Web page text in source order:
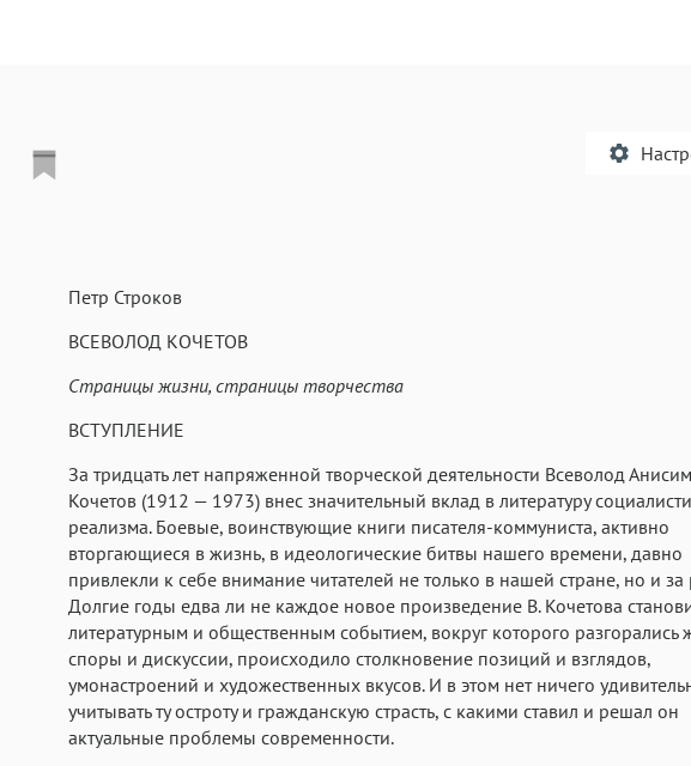
Аа
Roboto
Аа Аа
Fira Sans
Аа
Iowan
Аа
San Francisco Аа
SF Serif
Аа
Helvetica Neue
Аа
Arial Аа
Georgia
Аа
Петр Строков
ВСЕВОЛОД КОЧЕТОВ
Страницы жизни, страницы творчества
ВСТУПЛЕНИЕ
За тридцать лет напряженной творческой деятельности Всеволод
Кочетов (1912 — 1973) внес значительный вклад в литературу
реализма. Боевые, воинствующие книги писателя-коммуниста, активно
вторгающиеся в жизнь, в идеологические битвы нашего времени, давно
привлекли к себе внимание читателей не только в нашей стране, но и
Долгие годы едва ли не каждое новое произведение В. Кочетова
литературным и общественным событием, вокруг которого разгорались
споры и дискуссии, происходило столкновение позиций и взглядов,
умонастроений и художественных вкусов. И в этом нет ничего
учитывать ту остроту и гражданскую страсть, с какими ставил и решал он
актуальные проблемы современности.